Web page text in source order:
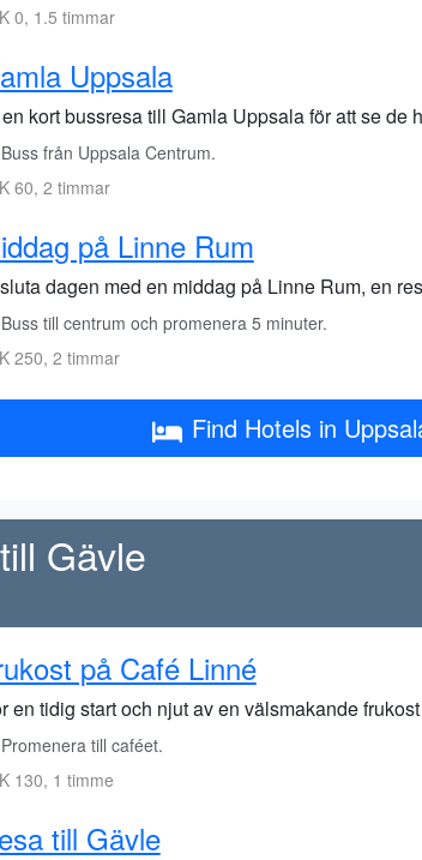
0, 1.5 timmar
Uppsala
kort bussresa till Gamla Uppsala för att se de
från Uppsala Centrum.
60, 2 timmar
på Linne Rum
dagen med en middag på Linne Rum, en
till centrum och promenera 5 minuter.
250, 2 timmar
Find Hotels in
Gävle
på Café Linné
en tidig start och njut av en välsmakande
till caféet.
130, 1 timme
till Gävle